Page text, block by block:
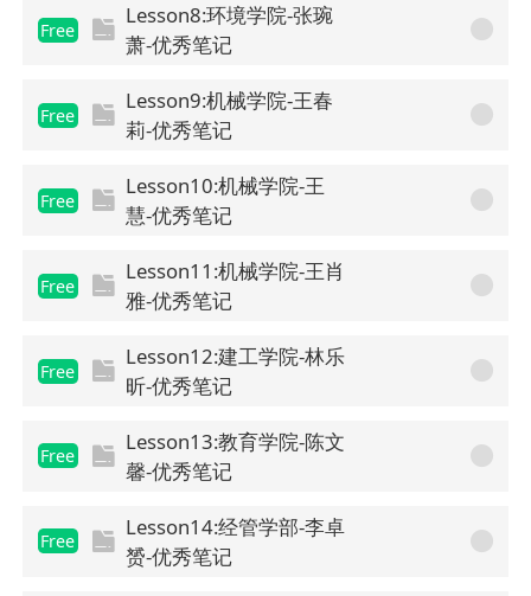
Free
Lesson8:环境学院-张琬
萧-优秀笔记
Free
Lesson9:机械学院-王春
莉-优秀笔记
Free
Lesson10:机械学院-王
慧-优秀笔记
Free
Lesson11:机械学院-王肖
雅-优秀笔记
Free
Lesson12:建工学院-林乐
昕-优秀笔记
Free
Lesson13:教育学院-陈文
馨-优秀笔记
Free
Lesson14:经管学部-李卓
赟-优秀笔记